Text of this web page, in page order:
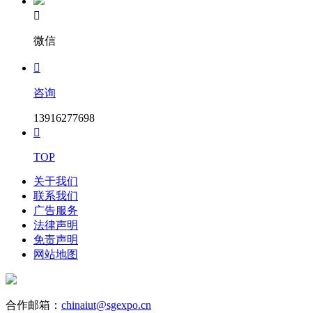

微信

咨询
13916277698

TOP
关于我们
联系我们
广告服务
法律声明
免责声明
网站地图
合作邮箱： chinaiut@sgexpo.cn